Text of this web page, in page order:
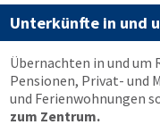
Unterkünfte in und
Übernachten in und um
Pensionen, Privat- und
und Ferienwohnungen
zum Zentrum.